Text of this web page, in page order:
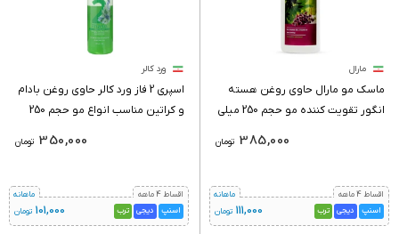
مارال
ماسک مو مارال حاوی روغن هسته
انگور تقویت کننده مو حجم 250 میلی
تومان 385,000
اقساط 4 ماهه
اسنپ
دیجی ترب 111,000 تومان
ماهانه
ورد کالر
اسپری 2 فاز ورد کالر حاوی روغن بادام
و کراتین مناسب انواع مو حجم 250
تومان 350,000
اقساط 4 ماهه
اسنپ
دیجی ترب 101,000 تومان
ماهانه